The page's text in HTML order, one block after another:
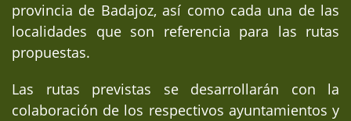
provincia de Badajoz, así como cada una de las
localidades que son referencia para las rutas
propuestas.
Las rutas previstas se desarrollarán con la
colaboración de los respectivos ayuntamientos y